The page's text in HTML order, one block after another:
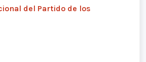
del Partido de los